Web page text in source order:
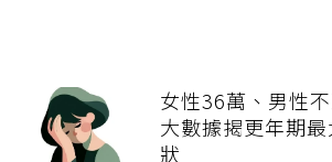
女性36萬、男性
大數據揭更年期
狀